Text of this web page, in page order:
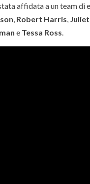
affidata a un team di
, Robert Harris,
e Tessa Ross.